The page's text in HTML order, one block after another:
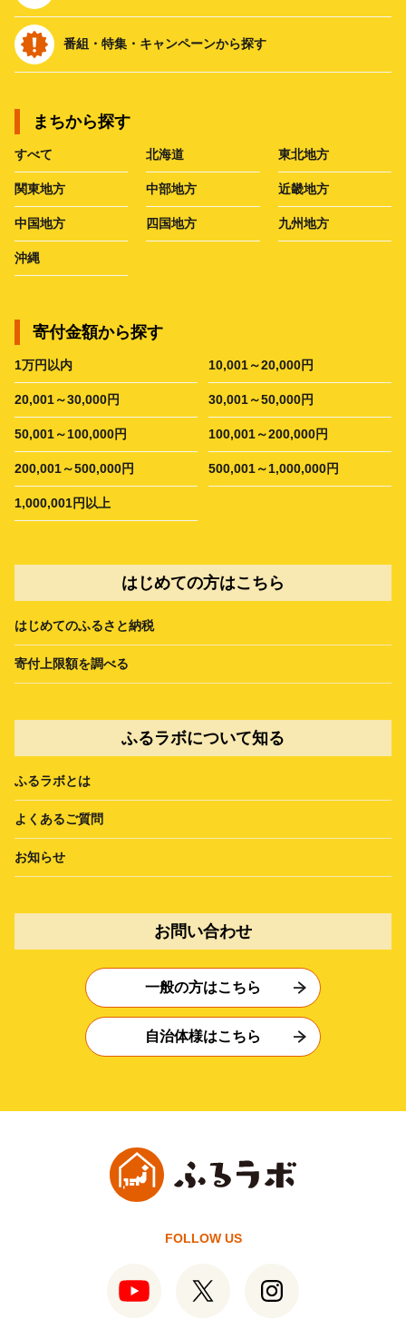
番組・特集・キャンペーンから探す
まちから探す
すべて 北海道 東北地方
関東地方 中部地方 近畿地方
中国地方 四国地方 九州地方
沖縄
寄付金額から探す
1万円以内 10,001～20,000円
20,001～30,000円 30,001～50,000円
50,001～100,000円 100,001～200,000円
200,001～500,000円 500,001～1,000,000円
1,000,001円以上
はじめての方はこちら
はじめてのふるさと納税
寄付上限額を調べる
ふるラボについて知る
ふるラボとは
よくあるご質問
お知らせ
お問い合わせ
一般の方はこちら
自治体様はこちら
FOLLOW US